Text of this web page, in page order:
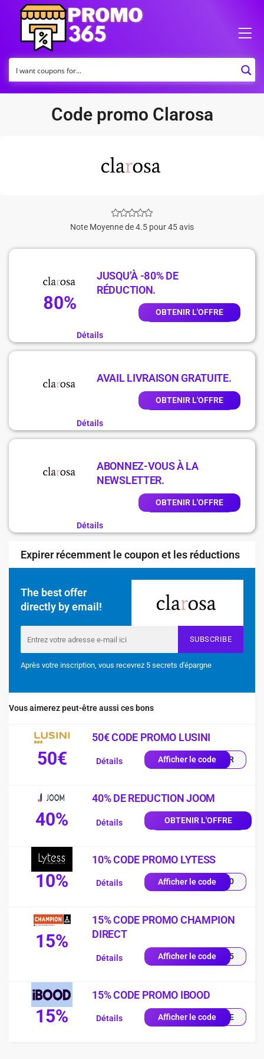
Code promo Clarosa
Note Moyenne de 4.5 pour 45 avis
80%
JUSQU’À -80% DE
RÉDUCTION.
OBTENIR L'OFFRE
Détails
AVAIL LIVRAISON GRATUITE.
OBTENIR L'OFFRE
Détails
ABONNEZ-VOUS À LA
NEWSLETTER.
OBTENIR L'OFFRE
Détails
Expirer récemment le coupon et les réductions
The best offer
directly by email!
SUBSCRIBE
Après votre inscription, vous recevrez 5 secrets d'épargne
Vous aimerez peut-être aussi ces bons
50€
50€ CODE PROMO LUSINI
Afficher le code0-FR
Détails
40%
40% DE REDUCTION JOOM
OBTENIR L'OFFRE
Détails
10%
10% CODE PROMO LYTESS
Afficher le codeSS10
Détails
15%
15% CODE PROMO CHAMPION
DIRECT
Afficher le codeUE15
Détails
15%
15% CODE PROMO IBOOD
Afficher le codeIQUE
Détails